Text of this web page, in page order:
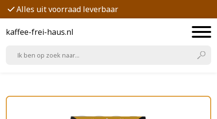
Alles uit voorraad leverbaar
kaffee-frei-haus.nl